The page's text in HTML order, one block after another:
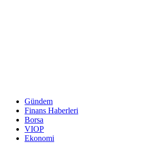
Gündem
Finans Haberleri
Borsa
VIOP
Ekonomi